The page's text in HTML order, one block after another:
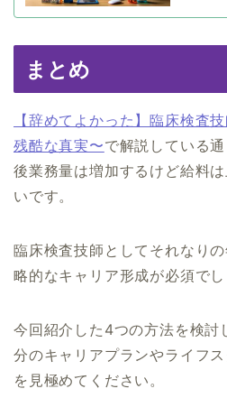
まとめ
【辞めてよかった】臨床検査
残酷な真実〜で解説している
後業務量は増加するけど給料
いです。
臨床検査技師としてそれなり
略的なキャリア形成が必須でし
今回紹介した4つの方法を検討
分のキャリアプランやライフ
を見極めてください。